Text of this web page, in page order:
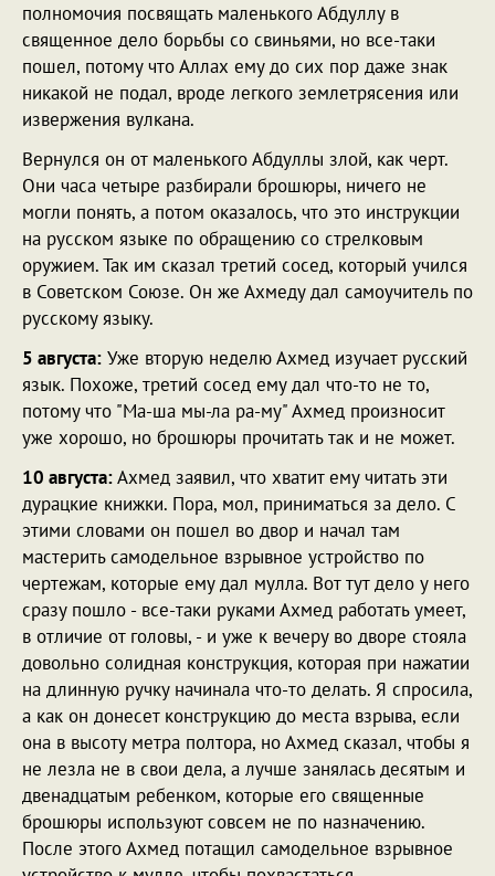
полномочия посвящать маленького Абдуллу в
священное дело борьбы со свиньями, но все-таки
пошел, потому что Аллах ему до сих пор даже знак
никакой не подал, вроде легкого землетрясения или
извержения вулкана.
Вернулся он от маленького Абдуллы злой, как черт.
Они часа четыре разбирали брошюры, ничего не
могли понять, а потом оказалось, что это инструкции
на русском языке по обращению со стрелковым
оружием. Так им сказал третий сосед, который учился
в Советском Союзе. Он же Ахмеду дал самоучитель по
русскому языку.
5 августа: Уже вторую неделю Ахмед изучает русский
язык. Похоже, третий сосед ему дал что-то не то,
потому что "Ма-ша мы-ла ра-му" Ахмед произносит
уже хорошо, но брошюры прочитать так и не может.
10 августа:Ахмед заявил, что хватит ему читать эти
дурацкие книжки. Пора, мол, приниматься за дело. С
этими словами он пошел во двор и начал там
мастерить самодельное взрывное устройство по
чертежам, которые ему дал мулла. Вот тут дело у него
сразу пошло - все-таки руками Ахмед работать умеет,
в отличие от головы, - и уже к вечеру во дворе стояла
довольно солидная конструкция, которая при нажатии
на длинную ручку начинала что-то делать. Я спросила,
а как он донесет конструкцию до места взрыва, если
она в высоту метра полтора, но Ахмед сказал, чтобы я
не лезла не в свои дела, а лучше занялась десятым и
двенадцатым ребенком, которые его священные
брошюры используют совсем не по назначению.
После этого Ахмед потащил самодельное взрывное